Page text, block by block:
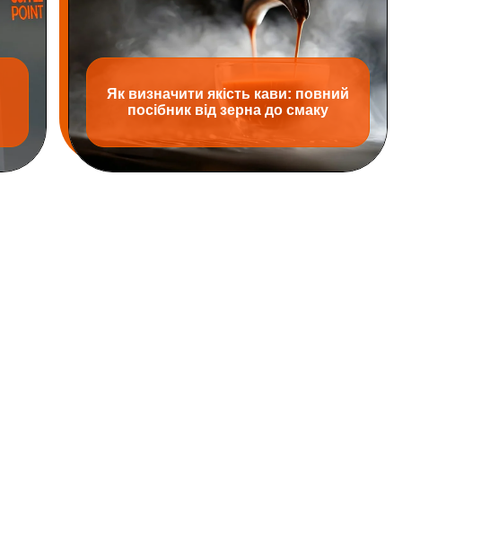
Як визначити якість кави: повний
посібник від зерна до смаку